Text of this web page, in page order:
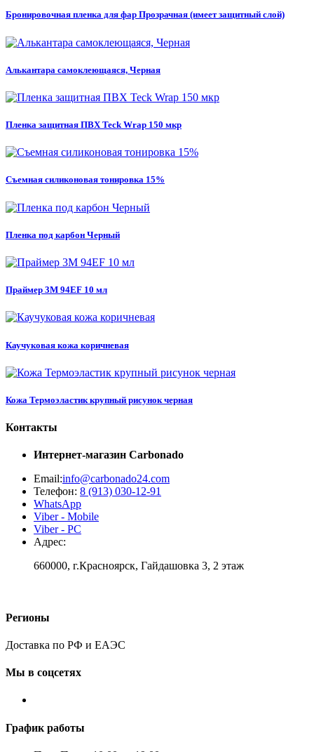
Бронировочная пленка для фар Прозрачная (имеет защитный слой)
Алькантара самоклеющаяся, Черная
Пленка защитная ПВХ Teck Wrap 150 мкр
Съемная силиконовая тонировка 15%
Пленка под карбон Черный
Праймер 3M 94EF 10 мл
Каучуковая кожа коричневая
Кожа Термоэластик крупный рисунок черная
Контакты
Интернет-магазин Carbonado
Email:info@carbonado24.com
Телефон: 8 (913) 030-12-91
WhatsApp
Viber - Mobile
Viber - PC
Адрес:
660000, г.Красноярск, Гайдашовка 3, 2 этаж
Регионы
Доставка по РФ и ЕАЭС
Мы в соцсетях
График работы